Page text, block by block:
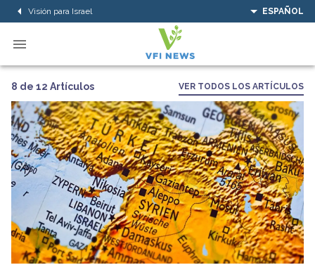
Visión para Israel ESPAÑOL
8 de 12 Artículos VER TODOS LOS ARTÍCULOS